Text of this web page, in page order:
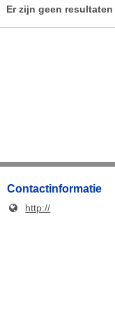
Er zijn geen
Contactinformatie
http://